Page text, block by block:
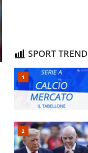
SPORT TREND